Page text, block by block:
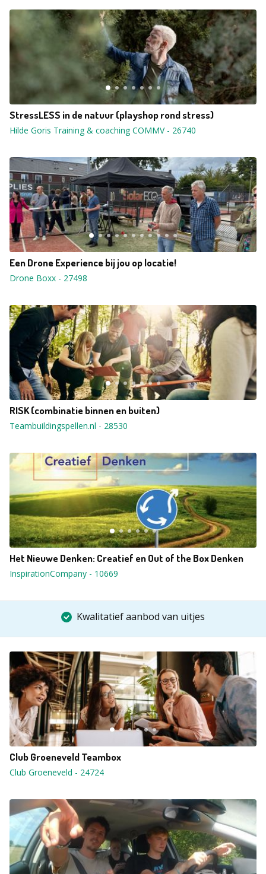
StressLESS in de natuur (playshop rond stress)
Hilde Goris Training & coaching COMMV- 26740
Een Drone Experience bij jou op locatie!
Drone Boxx - 27498
RISK (combinatie binnen en buiten)
Teambuildingspellen.nl - 28530
Het Nieuwe Denken: Creatief en Out of the Box Denken
InspirationCompany - 10669
Kwalitatief aanbod van uitjes
Club Groeneveld Teambox
Club Groeneveld - 24724